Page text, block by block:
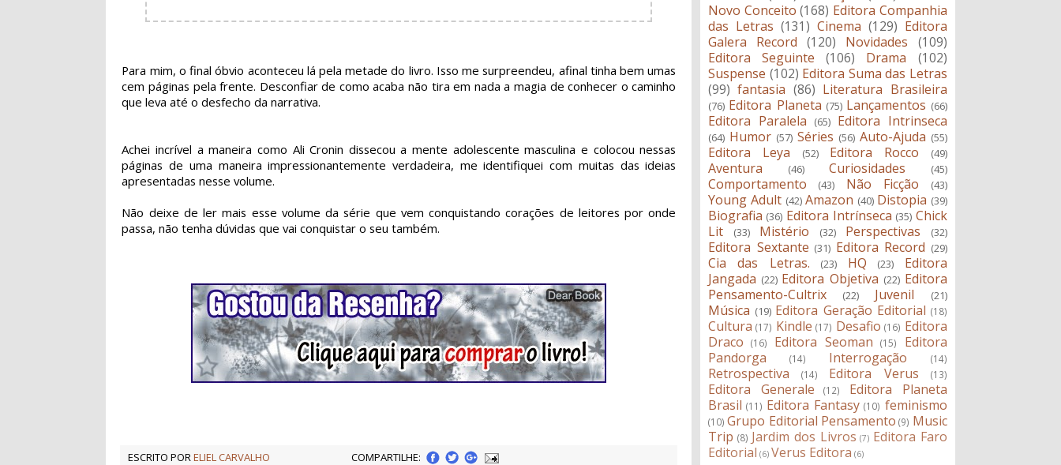
Para mim, o final óbvio aconteceu lá pela metade do livro. Isso me surpreendeu, afinal tinha bem umas
cem páginas pela frente. Desconfiar de como acaba não tira em nada a magia de conhecer o caminho
que leva até o desfecho da narrativa.
Achei incrível a maneira como Ali Cronin dissecou a mente adolescente masculina e colocou nessas
páginas de uma maneira impressionantemente verdadeira, me identifiquei com muitas das ideias
apresentadas nesse volume.
Não deixe de ler mais esse volume da série que vem conquistando corações de leitores por onde
passa, não tenha dúvidas que vai conquistar o seu também.
ESCRITO PORELIEL CARVALHO
COMPARTILHE:
Novo Conceito (168) Editora Companhia
das Letras (131) Cinema (129) Editora
Galera Record
(120) Novidades
(109)
Editora Seguinte
(106) Drama
(102)
Suspense (102) Editora Suma das Letras
(99) fantasia (86) Literatura Brasileira
(76) Editora Planeta (75) Lançamentos (66)
Editora Paralela (65) Editora Intrinseca
(64) Humor (57) Séries (56) Auto-Ajuda (55)
Editora Leya (52) Editora Rocco (49)
Aventura (46) Curiosidades (45)
Comportamento (43) Não Ficção (43)
Young Adult (42) Amazon (40) Distopia (39)
Biografia (36) Editora Intrínseca (35) Chick
Lit
(33) Mistério (32) Perspectivas (32)
Editora Sextante (31) Editora Record (29)
Cia das Letras. (23) HQ (23)
Editora
Jangada (22) Editora Objetiva (22) Editora
Pensamento-Cultrix
(22) Juvenil (21)
Música (19) Editora Geração Editorial (18)
Cultura (17) Kindle (17) Desafio (16) Editora
Draco
(16) Editora Seoman (15)
Editora
Pandorga
(14) Interrogação (14)
Retrospectiva (14) Editora Verus (13)
Editora Generale (12)
Editora Planeta
Brasil (11) Editora Fantasy (10) feminismo
(10) Grupo Editorial Pensamento (9) Music
Trip (8) Jardim dos Livros (7) Editora Faro
Editorial (6) Verus Editora (6)